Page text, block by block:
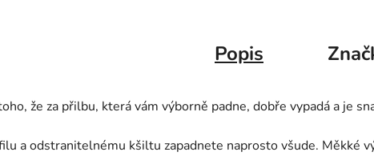
Popis
že za přilbu, která vám výborně padne, dobře vypadá a je
a odstranitelnému kšiltu zapadnete naprosto všude. Měkké